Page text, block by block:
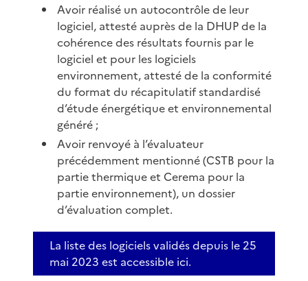
Avoir réalisé un autocontrôle de leur
logiciel, attesté auprès de la DHUP de la
cohérence des résultats fournis par le
logiciel et pour les logiciels
environnement, attesté de la conformité
du format du récapitulatif standardisé
d’étude énergétique et environnemental
généré ;
Avoir renvoyé à l’évaluateur
précédemment mentionné (CSTB pour la
partie thermique et Cerema pour la
partie environnement), un dossier
d’évaluation complet.
La liste des logiciels validés depuis le 25
mai 2023 est accessible ici.